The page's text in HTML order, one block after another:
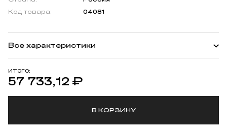
ИТОГО:
57 733,12 ₽
В КОРЗИНУ
Код товара:
04081
Все характеристики